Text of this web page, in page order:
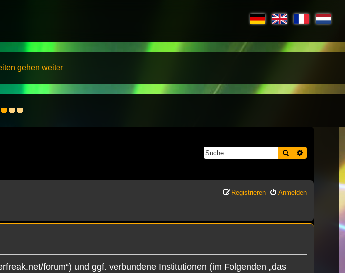
gehen weiter
Suche
Anmelden
Registrieren
forum“) und ggf. verbundene Institutionen (im Folgenden „das